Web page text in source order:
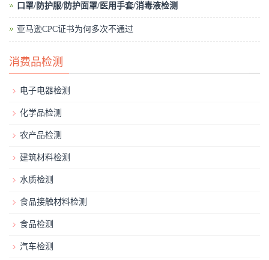
口罩/防护服/防护面罩/医用手套/消毒液检测
亚马逊CPC证书为何多次不通过
消费品检测
电子电器检测
化学品检测
农产品检测
建筑材料检测
水质检测
食品接触材料检测
食品检测
汽车检测